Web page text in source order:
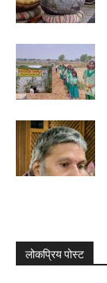
लोकप्रिय पोस्ट